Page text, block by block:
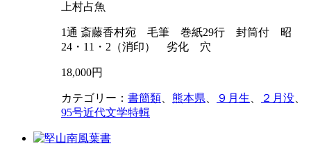
上村占魚
1通 斎藤香村宛 毛筆 巻紙29行 封筒付 昭
24・11・2（消印） 劣化 穴
18,000円
カテゴリー： 書簡類 熊本県 ９月生 ２月没
95号近代文学特輯